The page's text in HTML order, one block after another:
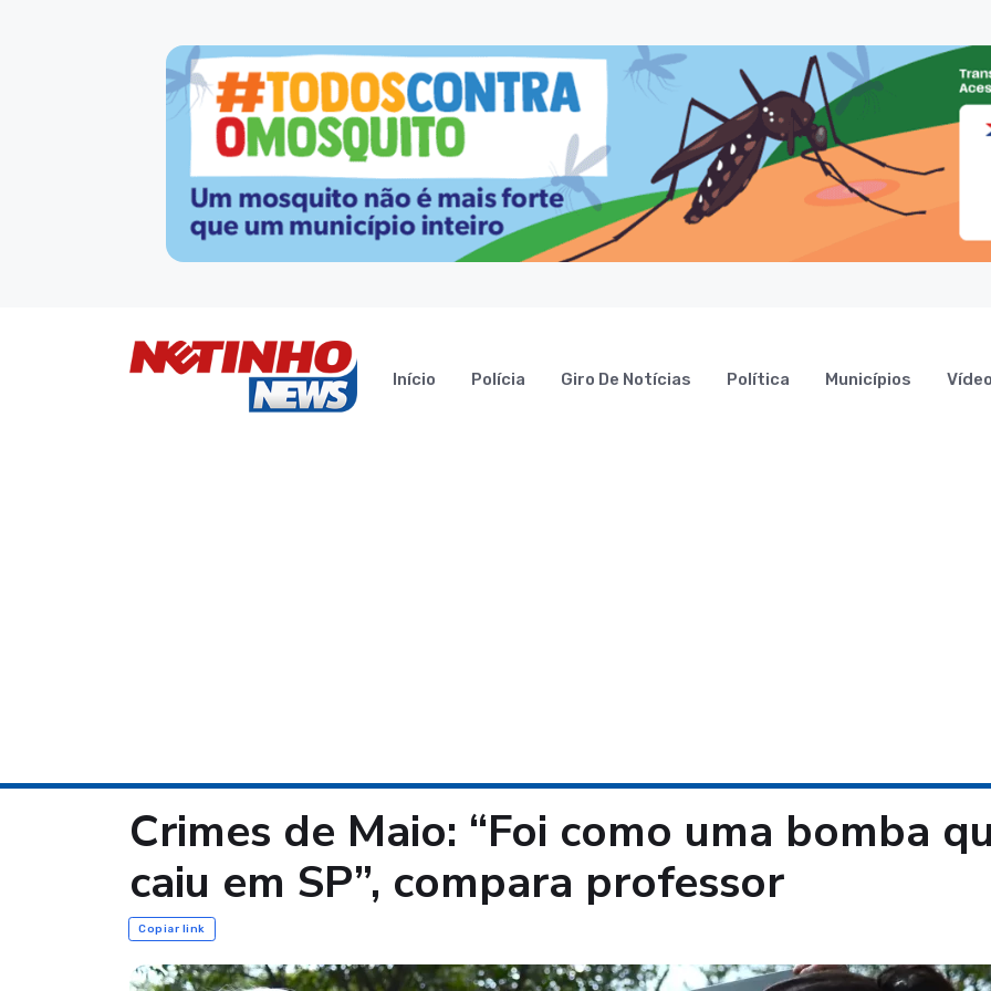
Início Polícia Giro De Notícias Política Municípios
Crimes de Maio: “Foi como uma bomba
caiu em SP”, compara professor
Copiar link